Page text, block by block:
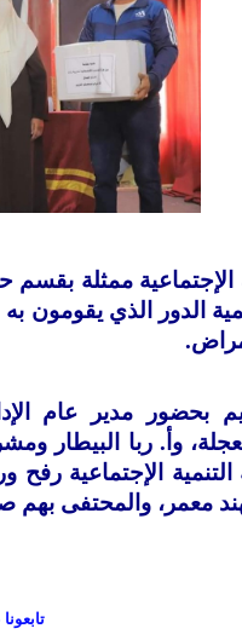
الإجتماعية ممثلة بقسم
الدور الذي يقومون
بحضور مدير عام
وأ. ربا البيطار
الإجتماعية
مهند معمر، والمحتفى